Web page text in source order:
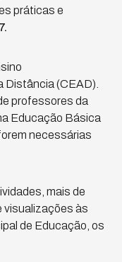
práticas e
Distância (CEAD).
professores da
Educação Básica
necessárias
mais de
visualizações às
de Educação, os